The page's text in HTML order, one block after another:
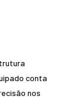
conta
nos